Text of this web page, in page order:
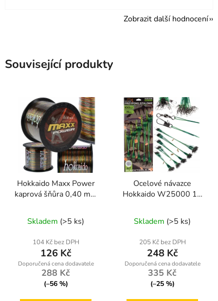
Zobrazit další hodnocení
Související produkty
Hokkaido Maxx Power
kaprová šňůra 0,40 mm
hodnocení
produktu
je
5,0
z
Skladem (>5 ks)
104 Kč bez DPH
126 Kč
288 Kč
(–56 %)
Ocelové návazce
Hokkaido W25000 15
Skladem (>5 ks)
205 Kč bez DPH
248 Kč
335 Kč
(–25 %)